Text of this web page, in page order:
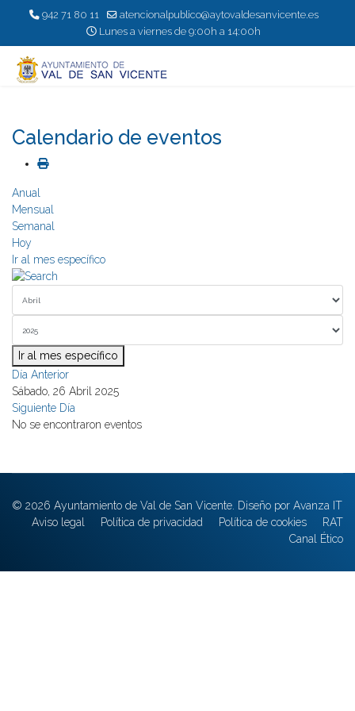
942 71 80 11
atencionalpublico@aytovaldesanvicente.es
Lunes a viernes de 9:00h a 14:00h
Calendario de eventos
Anual
Mensual
Semanal
Hoy
Ir al mes específico
Ir al mes específico
Día Anterior
Sábado, 26 Abril 2025
Siguiente Día
No se encontraron eventos
© 2026 Ayuntamiento de Val de San Vicente. Diseño por Avanza IT
Aviso legal
Política de privacidad Política de cookies
RAT
Canal Ético